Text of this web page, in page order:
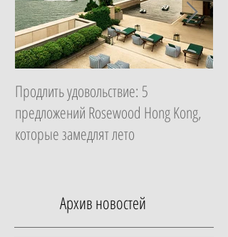
Продлить удовольствие: 5
предложений Rosewood Hong Kong,
которые замедлят лето
Архив новостей